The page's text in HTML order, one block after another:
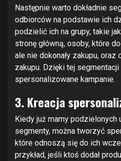
Następnie warto dokładnie
odbiorców na podstawie ich
podzielić ich na grupy, takie
stronę główną, osoby, które
ale nie dokonały zakupu, oraz
zakupu. Dzięki tej
spersonalizowane kampanie.
3. Kreacja
Kiedy już mamy podzielonych
segmenty, można tworzyć
które odnoszą się do ich
przykład, jeśli ktoś dodał